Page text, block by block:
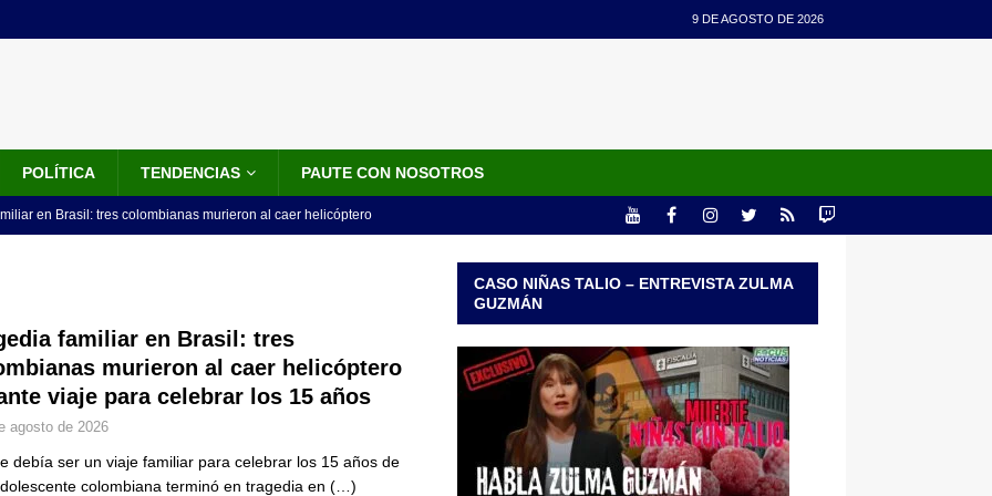
9 DE AGOSTO DE 2026
POLÍTICA TENDENCIAS PAUTE CON NOSOTROS
en Brasil: tres colombianas murieron al caer helicóptero
de De La Espriella: trasladan a 117 presos de alto perfil; estos
anuncia paquete de US$1.000 millones para fortalecer la
de la Espriella LO ÚLTIMO
familiar en Brasil: tres
murieron al caer helicóptero
viaje para celebrar los 15 años
agosto de 2026
debía ser un viaje familiar para celebrar los 15 años de
colombiana terminó en tragedia en (…)
CASO NIÑAS TALIO – ENTREVISTA ZULMA
GUZMÁN